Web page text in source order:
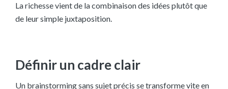
La richesse vient de la combinaison des idées plutôt que
de leur simple juxtaposition.
Définir un cadre clair
Un brainstorming sans sujet précis se transforme vite en